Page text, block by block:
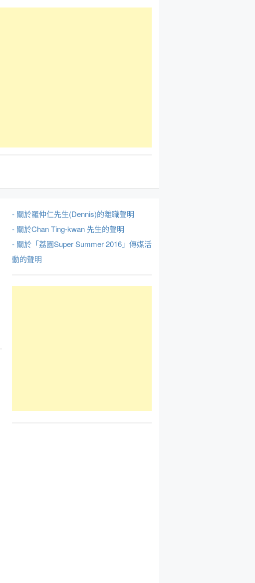
- 關於羅仲仁先生(Dennis)的離職聲明
- 關於Chan Ting-kwan 先生的聲明
- 關於「荔園Super Summer 2016」傳媒活
動的聲明